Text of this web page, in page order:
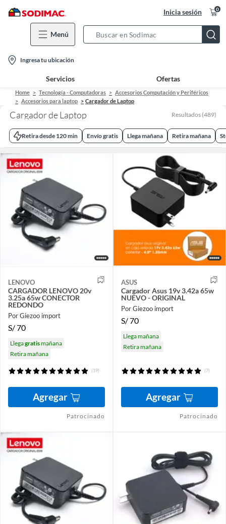
Inicia sesión 0
Menú
Bar
location-
icon
Ingresa tu ubicación
Servicios Ofertas
Home Tecnología - Computadoras
Accesorios Computación y Periféricos
Accesorios para laptop
Cargador de Laptop
Cargador de Laptop Resultados (489)
Retira desde 120 min Envío gratis Llega mañana Retira mañana
LENOVO
CARGADOR LENOVO 20v
3.25a 65w CONECTOR
REDONDO
Por Giezoo import
S/70
Llegagratismañana
Retira mañana
(19)
Agregar
Patrocinado
ASUS
Cargador Asus 19v 3.42a 65w
NUEVO - ORIGINAL
Por Giezoo import
S/70
Llega mañana
Retira mañana
(7)
Agregar
Patrocinado